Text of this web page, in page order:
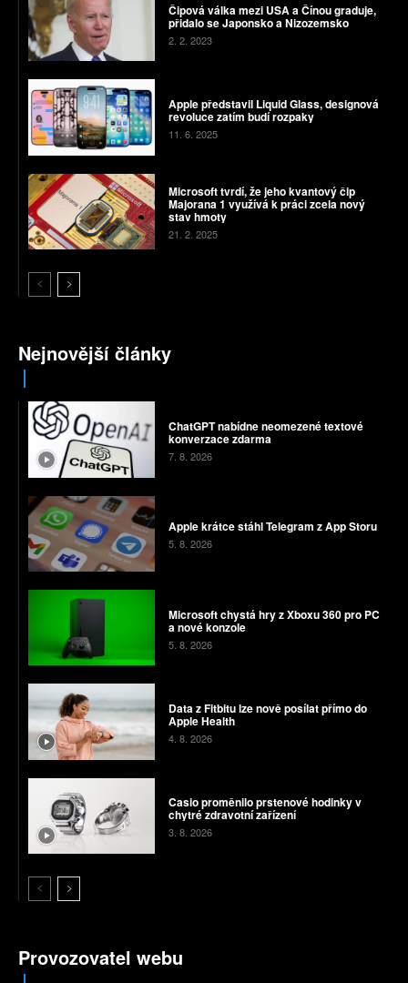
Čipová válka mezi USA a Čínou graduje,
přidalo se Japonsko a Nizozemsko
2. 2. 2023
Apple představil Liquid Glass, designová
revoluce zatím budí rozpaky
11. 6. 2025
Microsoft tvrdí, že jeho kvantový čip
Majorana 1 využívá k práci zcela nový
stav hmoty
21. 2. 2025
Nejnovější články
ChatGPT nabídne neomezené textové
konverzace zdarma
7. 8. 2026
Apple krátce stáhl Telegram z App Storu
5. 8. 2026
Microsoft chystá hry z Xboxu 360 pro PC
a nové konzole
5. 8. 2026
Data z Fitbitu lze nově posílat přímo do
Apple Health
4. 8. 2026
Casio proměnilo prstenové hodinky v
chytré zdravotní zařízení
3. 8. 2026
Provozovatel webu